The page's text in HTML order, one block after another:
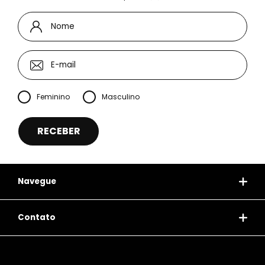
Feminino Masculino
Navegue
Contato